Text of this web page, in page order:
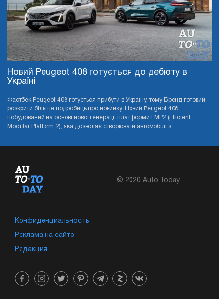
Новий Peugeot 408 готується до дебюту в
Україні
Фастбек Peugeot 408 готується прибути в Україну, тому Бренд готовий
розкрити більше подробиць про новинку. Новий Peugeot 408
побудований на основі нової генерації платформи EMP2 (Efficient
Modular Platform 2), яка дозволяє створювати автомобілі з ...
© 2020 Auto.Today
Конфиденциальность
Реклама на сайте
Редакция